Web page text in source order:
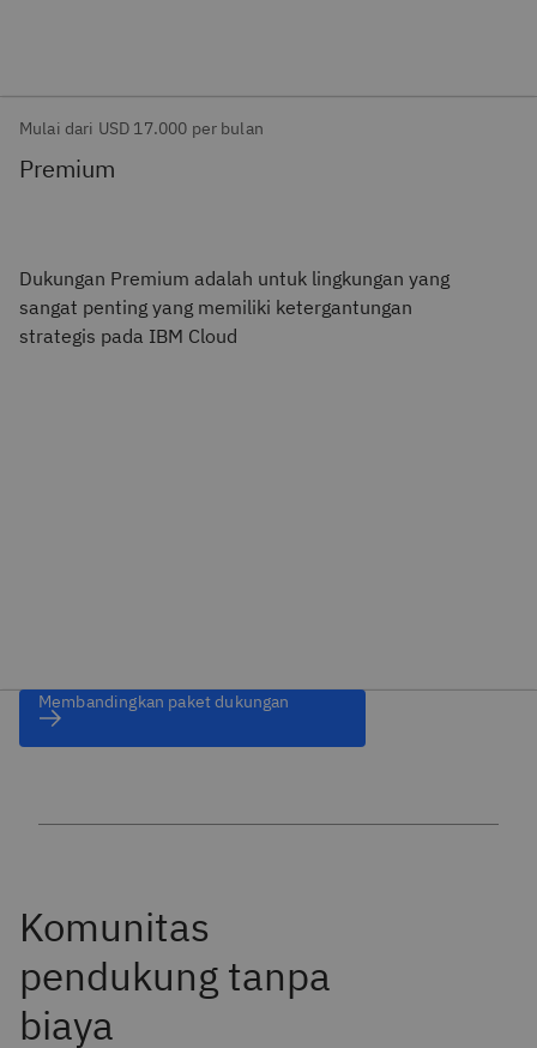
Mulai dari USD 17.000 per bulan
Premium
Dukungan Premium adalah untuk lingkungan yang
sangat penting yang memiliki ketergantungan
strategis pada IBM Cloud
Membandingkan paket dukungan